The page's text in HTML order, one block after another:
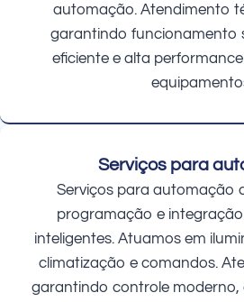
automação. Atendimento
garantindo funcionamento
eficiente e alta
Serviços para
Serviços para automação
programação e
inteligentes. Atuamos em
climatização e comandos.
garantindo controle moderno,